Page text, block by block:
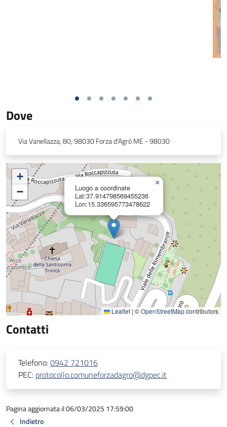
Dove
Via Vanellazza, 80, 98030 Forza d'Agrò ME - 98030
Luogo a coordinate
Lat:37.914798569455236
Lon:15.336595773478622
×
+
−
Leaflet | ©OpenStreetMapcontributors
Contatti
Telefono:0942 721016
PEC: protocollo.comuneforzadagro@dgpec.it
Pagina aggiornata il 06/03/2025 17:59:00
Indietro